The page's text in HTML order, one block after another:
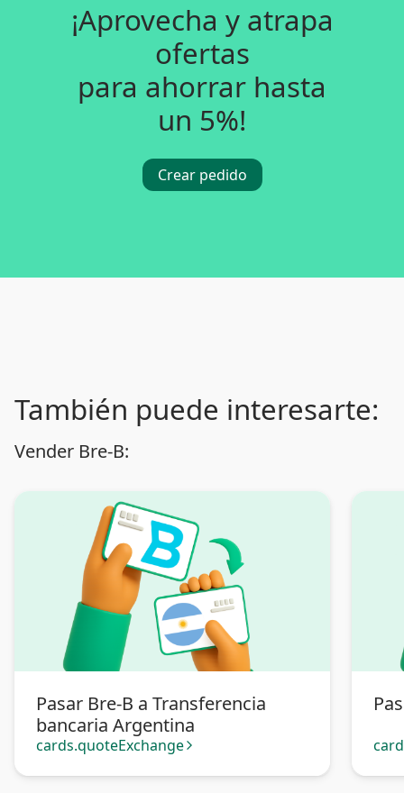
¡Aprovecha y atrapa
ofertas
para ahorrar hasta
un 5%!
Crear pedido
También puede interesarte:
Vender Bre-B:
Pasar Bre-B a Transferencia
bancaria Argentina
cards.quoteExchange arrow_forward_ios